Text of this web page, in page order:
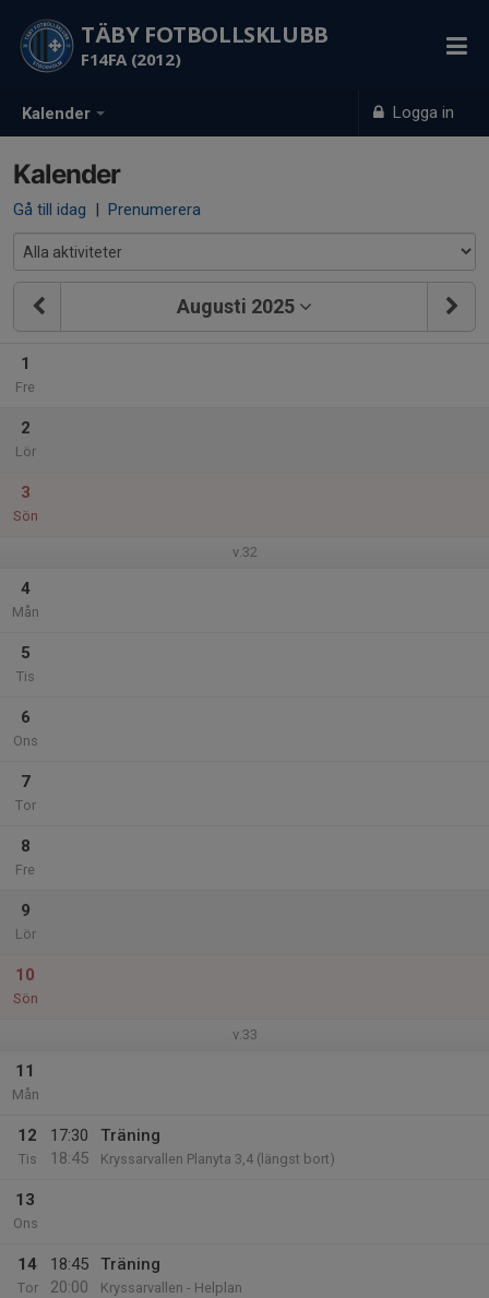
Kalender Logga in
TÄBY FOTBOLLSKLUBB
F14FA (2012)
Kalender
Gå till idag | Prenumerera
Augusti 2025
1
Fre
2
Lör
3
Sön
v.32
4
Mån
5
Tis
6
Ons
7
Tor
8
Fre
9
Lör
10
Sön
v.33
11
Mån
12
Tis
17:30
18:45
Träning
Kryssarvallen Planyta 3,4 (längst bort)
13
Ons
14
Tor
18:45
20:00
Träning
Kryssarvallen - Helplan